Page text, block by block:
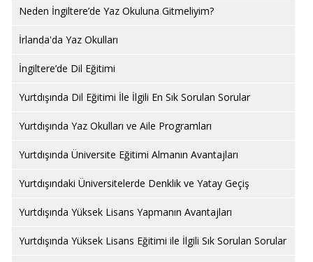
Neden İngiltere’de Yaz Okuluna Gitmeliyim?
İrlanda'da Yaz Okulları
İngiltere’de Dil Eğitimi
Yurtdışında Dil Eğitimi İle İlgili En Sık Sorulan Sorular
Yurtdışında Yaz Okulları ve Aile Programları
Yurtdışında Üniversite Eğitimi Almanın Avantajları
Yurtdışındaki Üniversitelerde Denklik ve Yatay Geçiş
Yurtdışında Yüksek Lisans Yapmanın Avantajları
Yurtdışında Yüksek Lisans Eğitimi ile İlgili Sık Sorulan Sorular